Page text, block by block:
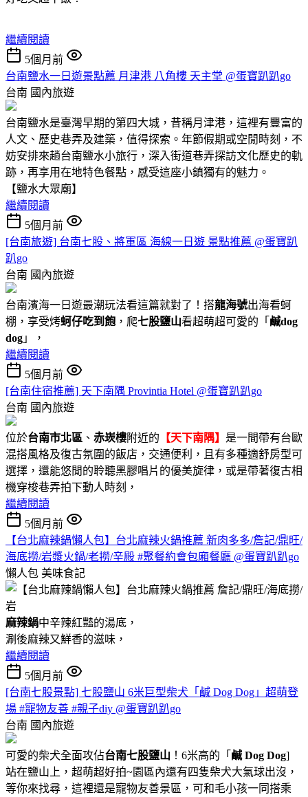
繼續閱讀
5個月前
台南鹽水一日遊景點薦 月津港 八角樓 天主堂 @蛋寶趴趴go
台南 國內旅遊
台南鹽水是臺灣早期的第四大城，昔稱月津港，這裡有豐富的
人文、歷史巷弄及建築，值得探索。年節假期或空閒時刻，不
妨安排來趟台南鹽水小旅行，深入街道巷弄探訪文化歷史的軌
跡，再享用在地特色餐點，感受這座小鎮獨有的魅力。
【鹽水大眾廟】
繼續閱讀
5個月前
[台南旅遊] 台南七股、將軍區 海線一日遊 景點推薦 @蛋寶趴
趴go
台南 國內旅遊
台南濱海一日遊最潮玩法看這篇就對了！搭龍海號出海看蚵
棚，享受烤蚵仔吃到飽 ，爬七股鹽山看超萌超可愛的「 鹹dog
dog 」，
繼續閱讀
5個月前
[台南住宿推薦] 天下南隅 Provintia Hotel @蛋寶趴趴go
台南 國內旅遊
位於台南市北區 、 赤崁樓附近的 【天下南隅】 是一間帶有台歐
混搭風格及復古氛圍的飯店，交通便利，且有多種適舒房型可
選擇，還能悠閒的聆聽黑膠唱片的優美旋律，或是帶著復古相
機穿梭巷弄拍下動人時刻，
繼續閱讀
5個月前
【台北麻辣鍋懶人包】台北麻辣火鍋推薦 新肉多多/詹記/鼎旺/
海底撈/岩漿火鍋/老撈/辛殿 #聚餐約會包廂餐廳 @蛋寶趴趴go
懶人包 美味食記
麻辣鍋中辛辣紅豔的湯底，
涮後麻辣又鮮香的滋味，
繼續閱讀
5個月前
[台南七股景點] 七股鹽山 6米巨型柴犬「鹹 Dog Dog」超萌登
場 #寵物友善 #親子diy @蛋寶趴趴go
台南 國內旅遊
可愛的柴犬全面攻佔台南七股鹽山 ！6米高的「 鹹 Dog Dog]
站在鹽山上，超萌超好拍~園區內還有四隻柴犬大氣球出沒，
等你來找尋，這裡還是寵物友善景區，可和毛小孩一同搭乘